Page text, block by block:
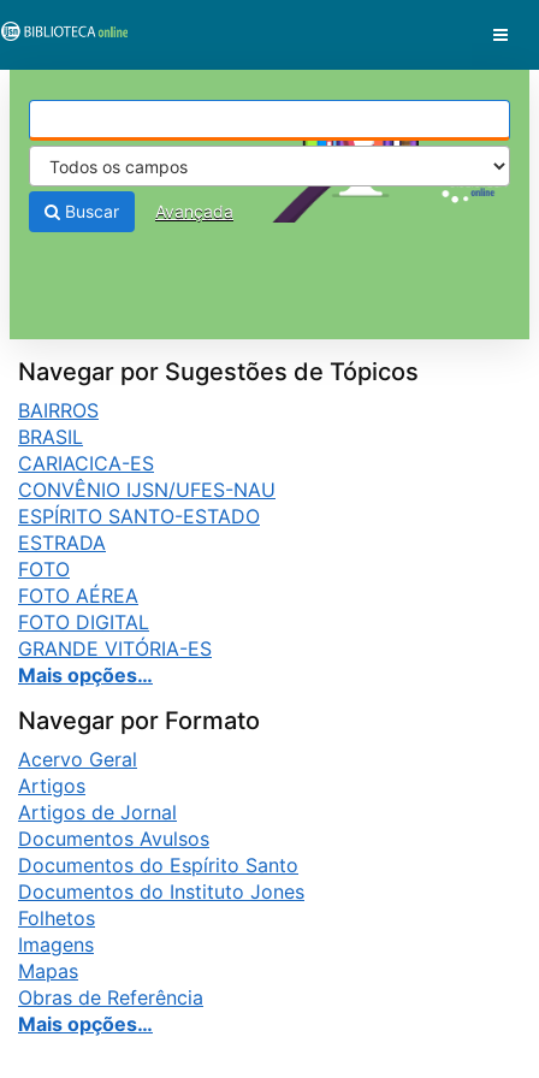
VuFind
Buscar Avançada
Navegar por Sugestões de Tópicos
BAIRROS
BRASIL
CARIACICA-ES
CONVÊNIO IJSN/UFES-NAU
ESPÍRITO SANTO-ESTADO
ESTRADA
FOTO
FOTO AÉREA
FOTO DIGITAL
GRANDE VITÓRIA-ES
Mais opções…
Navegar por Formato
Acervo Geral
Artigos
Artigos de Jornal
Documentos Avulsos
Documentos do Espírito Santo
Documentos do Instituto Jones
Folhetos
Imagens
Mapas
Obras de Referência
Mais opções…